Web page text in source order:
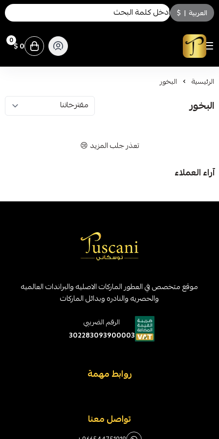
العربية |
$
توسكاني للعطور
0 0 $
الرئيسية البخور
البخور
تعذر جلب المزيد 😢
آراء العملاء
موقع متخصص في العطور الماركات الاصليه والبراندات العالميه
والحصريه والنادره وبدائل الماركات
الرقم الضريبي
302283093900003
روابط مهمة
تواصل معنا